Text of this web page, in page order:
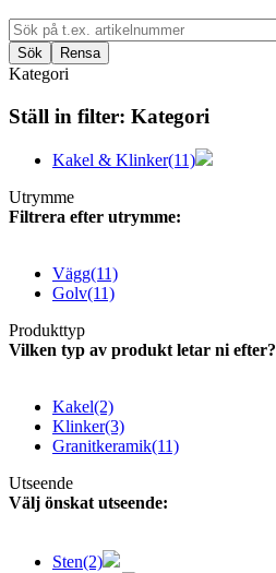
Kategori
Ställ in filter: Kategori
Kakel & Klinker(11)
Utrymme
Filtrera efter utrymme:
Vägg(11)
Golv(11)
Produkttyp
Vilken typ av produkt letar ni efter?
Kakel(2)
Klinker(3)
Granitkeramik(11)
Utseende
Välj önskat utseende:
Sten(2)